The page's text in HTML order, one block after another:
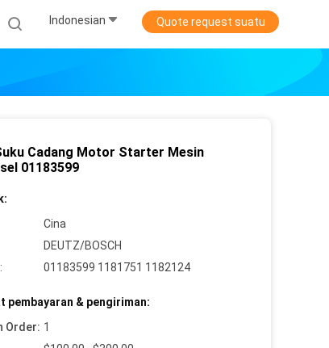
Indonesian Quote request suatu
Cadang Motor Starter Mesin
01183599
Cina
DEUTZ/BOSCH
01183599 1181751 1182124
pembayaran & pengiriman:
Order: 1